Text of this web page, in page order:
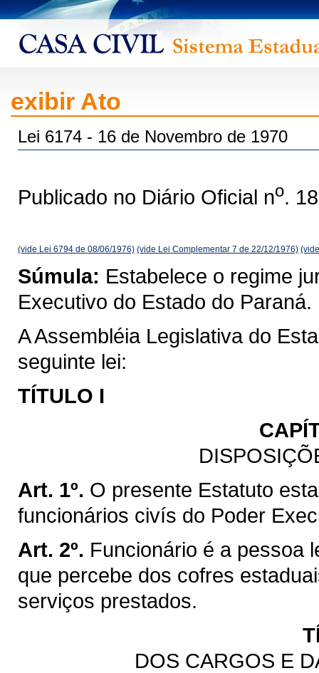
exibir Ato
Lei 6174 - 16 de Novembro de 1970
Publicado no Diário Oficial no.
(vide Lei 6794 de 08/06/1976) (vide Lei Complementar 7 de 22/12/1976)
Súmula: Estabelece o regime
Executivo do Estado do Paraná.
A Assembléia Legislativa do
seguinte lei:
TÍTULO I
Art. 1º. O presente Estatuto
funcionários civís do Poder
Art. 2º. Funcionário é a pessoa
que percebe dos cofres
serviços prestados.
DOS CARGOS E